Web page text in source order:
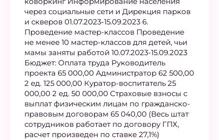
через социальные сети и Дирекция парков
и скверов 01.07.2023-15.09.2023 6.
Проведение мастер-классов Проведение
не менее 10 мастер-классов для детей, чьи
мамы заняты работой 10.07.2023-15.09.2023
Бюджет: Оплата труда Руководитель
проекта 65 000,00 Администратор 62 500,00
2 ед. 125 000,00 Куратор-воспитатель 25
000,00 2 ед. 50 000,00 Страховые взносы с
выплат физическим лицам по гражданско-
правовым договорам 65 040,00 (Весь штат
сотрудников работает по договору ГПХ,
расчет произведен по ставке 27,1%)